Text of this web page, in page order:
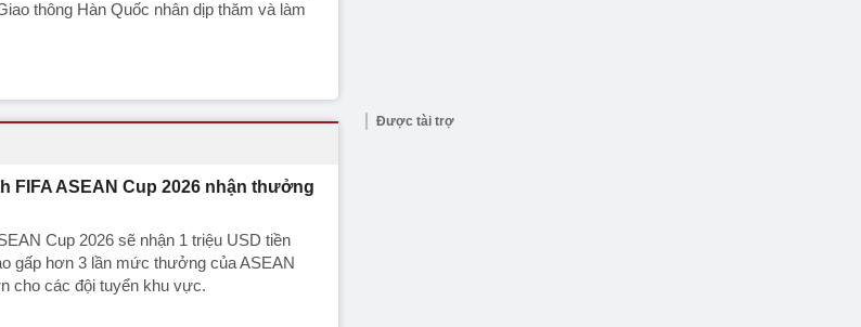
thông Hàn Quốc nhân dịp thăm và làm
FIFA ASEAN Cup 2026 nhận thưởng
Cup 2026 sẽ nhận 1 triệu USD tiền
gấp hơn 3 lần mức thưởng của ASEAN
cho các đội tuyển khu vực.
Được tài trợ